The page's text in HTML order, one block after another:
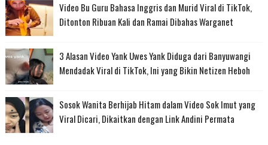
Video Bu Guru Bahasa Inggris dan Murid Viral di TikTok,
Ditonton Ribuan Kali dan Ramai Dibahas Warganet
3 Alasan Video Yank Uwes Yank Diduga dari Banyuwangi
Mendadak Viral di TikTok, Ini yang Bikin Netizen Heboh
Sosok Wanita Berhijab Hitam dalam Video Sok Imut yang
Viral Dicari, Dikaitkan dengan Link Andini Permata